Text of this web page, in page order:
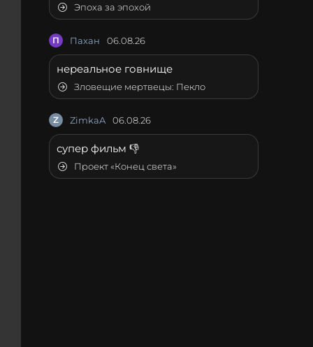
Эпоха за эпохой
П Пахан 06.08.26
нереальное говнище
Зловещие мертвецы: Пекло
Z ZimkaA 06.08.26
супер фильм 👎
Проект «Конец света»